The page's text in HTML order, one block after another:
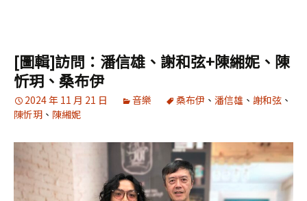
[圖輯]訪問：潘信雄、謝和弦+陳緗妮、陳
忻玥、桑布伊
2024 年 11 月 21 日 音樂 桑布伊 、 潘信雄 、 謝和弦 、
陳忻玥 、 陳緗妮